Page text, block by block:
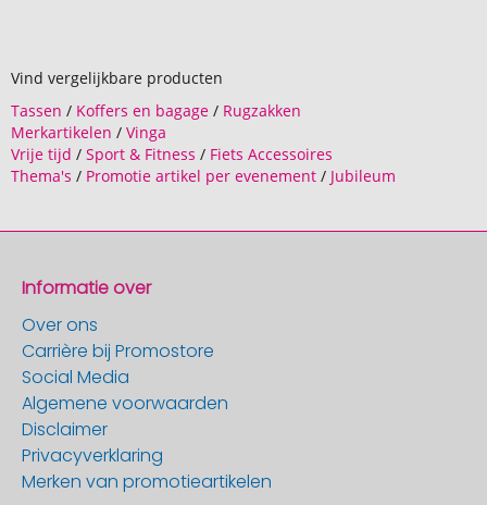
Vind vergelijkbare producten
Tassen / Koffers en bagage / Rugzakken
Merkartikelen / Vinga
Vrije tijd / Sport & Fitness / Fiets Accessoires
Thema's / Promotie artikel per evenement / Jubileum
Informatie over
Over ons
Carrière bij Promostore
Social Media
Algemene voorwaarden
Disclaimer
Privacyverklaring
Merken van promotieartikelen